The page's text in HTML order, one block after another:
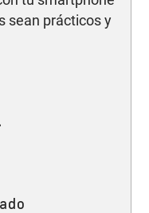
sean prácticos y